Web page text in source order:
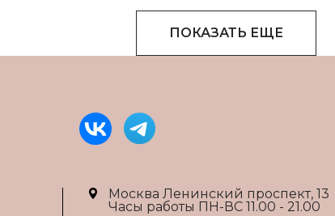
ПОКАЗАТЬ ЕЩЕ
Москва Ленинский проспект, 13
Часы работы ПН-ВС 11.00 - 21.00